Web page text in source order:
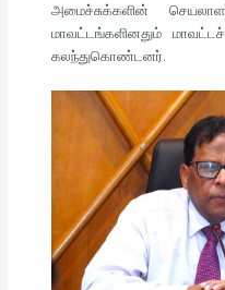
அமைச்சுக்களின்
மாவட்டங்களினதும்
கலந்துகொண்டனர்.